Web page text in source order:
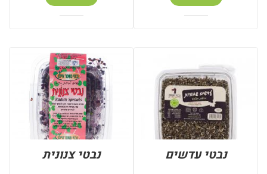
נבטי עדשים נבטי צנונית